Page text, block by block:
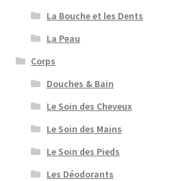
La Bouche et les Dents
La Peau
Corps
Douches & Bain
Le Soin des Cheveux
Le Soin des Mains
Le Soin des Pieds
Les Déodorants